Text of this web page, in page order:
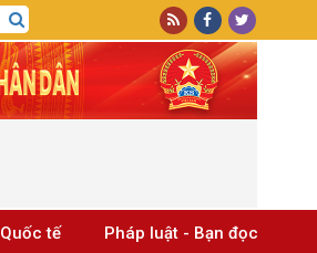
Quốc tế Pháp luật - Bạn đọc